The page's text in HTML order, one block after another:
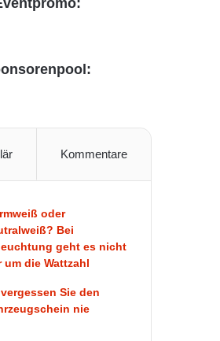
Kommentare
oder
Bei
geht es nicht
um die Wattzahl
Sie den
nie